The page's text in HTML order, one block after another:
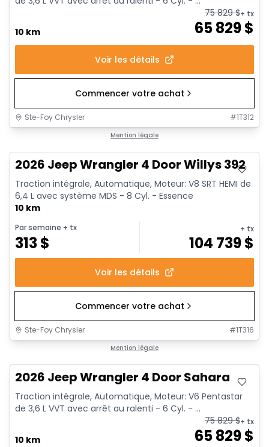
10 km 65 829$
75 829$+ tx
Voir les détails
Commencer votre achat
Ste-Foy Chrysler #1T312
Mention légale
2026 Jeep Wrangler 4 Door Willys 392
Traction intégrale, Automatique, Moteur: V8 SRT HEMI de
6,4 L avec système MDS - 8 Cyl. - Essence
10 km
Par semaine + tx
313$
+ tx
104 739$
Voir les détails
Commencer votre achat
Ste-Foy Chrysler #1T316
Mention légale
2026 Jeep Wrangler 4 Door Sahara
Traction intégrale, Automatique, Moteur: V6 Pentastar
de 3,6 L VVT avec arrêt au ralenti - 6 Cyl. - ...
10 km 65 829$
75 829$+ tx